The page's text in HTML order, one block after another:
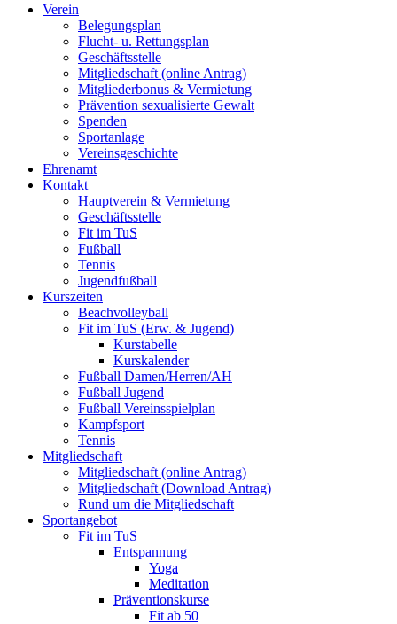
Verein
Belegungsplan
Flucht- u. Rettungsplan
Geschäftsstelle
Mitgliedschaft (online Antrag)
Mitgliederbonus & Vermietung
Prävention sexualisierte Gewalt
Spenden
Sportanlage
Vereinsgeschichte
Ehrenamt
Kontakt
Hauptverein & Vermietung
Geschäftsstelle
Fit im TuS
Fußball
Tennis
Jugendfußball
Kurszeiten
Beachvolleyball
Fit im TuS (Erw. & Jugend)
Kurstabelle
Kurskalender
Fußball Damen/Herren/AH
Fußball Jugend
Fußball Vereinsspielplan
Kampfsport
Tennis
Mitgliedschaft
Mitgliedschaft (online Antrag)
Mitgliedschaft (Download Antrag)
Rund um die Mitgliedschaft
Sportangebot
Fit im TuS
Entspannung
Yoga
Meditation
Präventionskurse
Fit ab 50